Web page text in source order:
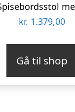
kr. 1.379,00
Gå til shop